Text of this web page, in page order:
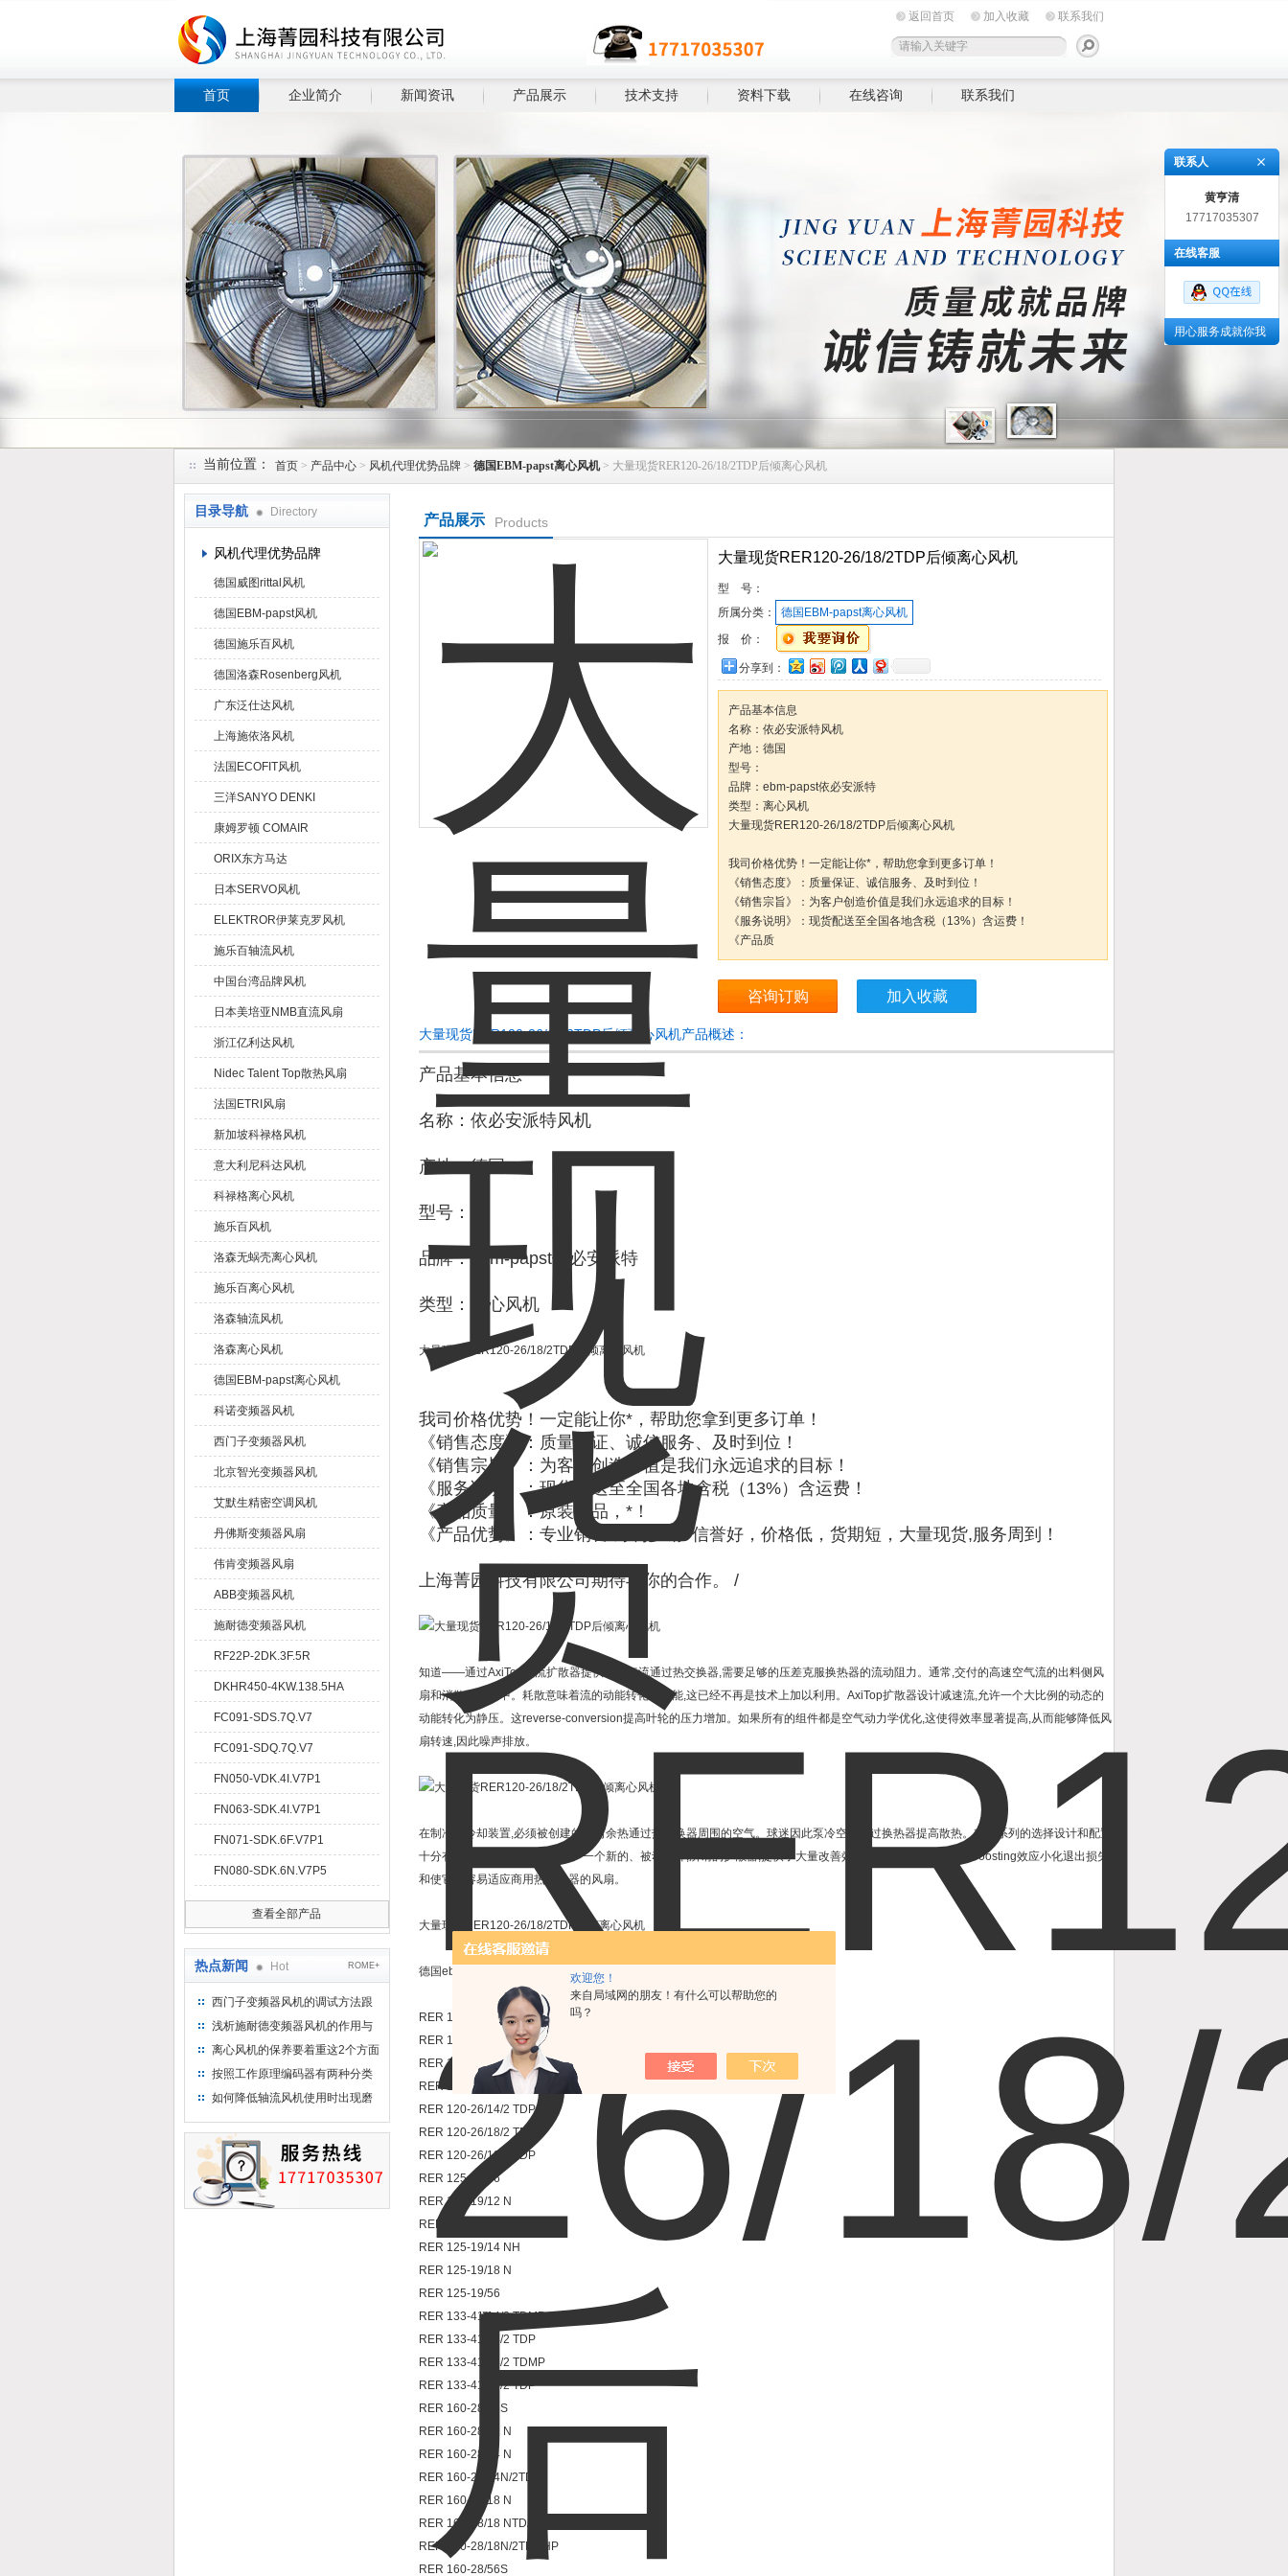
欢迎您！
来自局域网的朋友！有什么可以帮助您的
吗？
返回首页 加入收藏 联系我们
首页 企业简介 新闻资讯 产品展示 技术支持 资料下载 在线咨询 联系我们
当前位置： 首页 > 产品中心 > 风机代理优势品牌 > 德国EBM-papst离心风机> 大量现货RER120-26/18/2TDP后倾离心风机
目录导航 Directory
风机代理优势品牌
德国威图rittal风机
德国EBM-papst风机
德国施乐百风机
德国洛森Rosenberg风机
广东泛仕达风机
上海施依洛风机
法国ECOFIT风机
三洋SANYO DENKI
康姆罗顿 COMAIR
ORIX东方马达
日本SERVO风机
ELEKTROR伊莱克罗风机
施乐百轴流风机
中国台湾品牌风机
日本美培亚NMB直流风扇
浙江亿利达风机
Nidec Talent Top散热风扇
法国ETRI风扇
新加坡科禄格风机
意大利尼科达风机
科禄格离心风机
施乐百风机
洛森无蜗壳离心风机
施乐百离心风机
洛森轴流风机
洛森离心风机
德国EBM-papst离心风机
科诺变频器风机
西门子变频器风机
北京智光变频器风机
艾默生精密空调风机
丹佛斯变频器风扇
伟肯变频器风扇
ABB变频器风机
施耐德变频器风机
RF22P-2DK.3F.5R
DKHR450-4KW.138.5HA
FC091-SDS.7Q.V7
FC091-SDQ.7Q.V7
FN050-VDK.4I.V7P1
FN063-SDK.4I.V7P1
FN071-SDK.6F.V7P1
FN080-SDK.6N.V7P5
查看全部产品
热点新闻 Hot ROME+
西门子变频器风机的调试方法跟
步骤
浅析施耐德变频器风机的作用与
意义所在
离心风机的保养要着重这2个方面
按照工作原理编码器有两种分类
如何降低轴流风机使用时出现磨
产品展示 Products
大量现货RER120-26/18/2TDP后倾离心风机
型 号：
所属分类：
德国EBM-papst离心风机
报 价：
分享到：
产品基本信息
名称：依必安派特风机
产地：德国
型号：
品牌：ebm-papst依必安派特
类型：离心风机
大量现货RER120-26/18/2TDP后倾离心风机
我司价格优势！一定能让你*，帮助您拿到更多订单！
《销售态度》：质量保证、诚信服务、及时到位！
《销售宗旨》：为客户创造价值是我们永远追求的目标！
《服务说明》：现货配送至全国各地含税（13%）含运费！
《产品质
咨询订购 加入收藏
大量现货RER120-26/18/2TDP后倾离心风机产品概述：
产品基本信息
名称：依必安派特风机
产地：德国
型号：
品牌：ebm-papst依必安派特
类型：离心风机
大量现货RER120-26/18/2TDP后倾离心风机
我司价格优势！一定能让你*，帮助您拿到更多订单！
《销售态度》：质量保证、诚信服务、及时到位！
《销售宗旨》：为客户创造价值是我们永远追求的目标！
《服务说明》：现货配送至全国各地含税（13%）含运费！
《产品质量》：原装正品，*！
《产品优势》：专业销售 薄利多销 信誉好，价格低，货期短，大量现货,服务周到！
上海菁园科技有限公司期待与你的合作。 /
知道——通过AxiTop气流扩散器提供一个气流通过热交换器,需要足够的压差克服换热器的流动阻力。通常,交付的高速空气流的出料侧风
扇和消散到环境中。耗散意味着流的动能转化为热能,这已经不再是技术上加以利用。AxiTop扩散器设计减速流,允许一个大比例的动态的
动能转化为静压。这reverse-conversion提高叶轮的压力增加。如果所有的组件都是空气动力学优化,这使得效率显著提高,从而能够降低风
扇转速,因此噪声排放。
在制冷和冷却装置,必须被创建的任何余热通过热交换器周围的空气。球迷因此泵冷空气通过换热器提高散热。有一系列的选择设计和配置
十分有效,安静的和耐用的粉丝。一个新的、被动组件,所谓的扩散器,提供了大量改善效率和噪音。其pressure-boosting效应小化退出损失
和使它更容易适应商用热交换器的风扇。
大量现货RER120-26/18/2TDP后倾离心风机
德国ebm风机型号：
RER 101-36/12 NHH
RER 101-36/14 NHH
RER 101-36/18 NHH
RER 120-26/14/2 TDMP
RER 120-26/14/2 TDP
RER 120-26/18/2 TDMP
RER 120-26/18/2 TDP
RER 125-19/06
RER 125-19/12 N
RER 125-19/14 N
RER 125-19/14 NH
RER 125-19/18 N
RER 125-19/56
RER 133-41/14/2 TDMP
RER 133-41/14/2 TDP
RER 133-41/18/2 TDMP
RER 133-41/18/2 TDP
RER 160-28/06S
RER 160-28/12 N
RER 160-28/14 N
RER 160-28/14N/2TDA
RER 160-28/18 N
RER 160-28/18 NTDA
RER 160-28/18N/2TDHHP
RER 160-28/56S
联系人
黄亨清
17717035307
在线客服
用心服务成就你我